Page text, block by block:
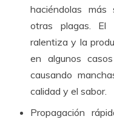
haciéndolas más
otras plagas. El
ralentiza y la
en algunos
causando
calidad y el sabor.
Propagación